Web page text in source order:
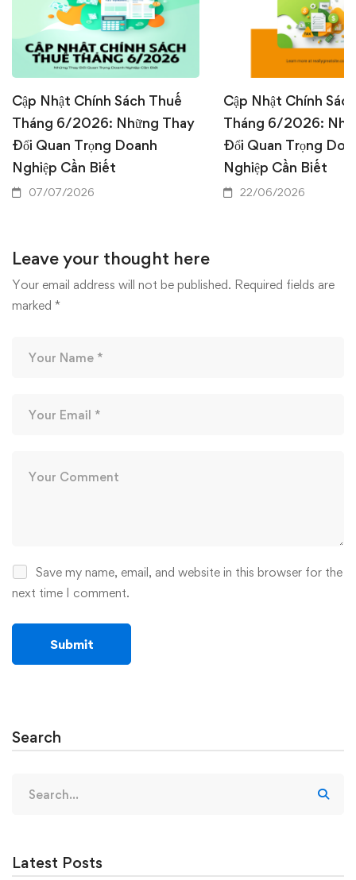
Cập Nhật Chính Sách Thuế
Tháng 6/2026: Những Thay
Đổi Quan Trọng Doanh
Nghiệp Cần Biết
07/07/2026
Cập Nhật Chính
Tháng 6/2026:
Đổi Quan Trọng
Nghiệp Cần Biết
22/06/2026
Leave your thought here
Your email address will not be published. Required fields are
marked *
Save my name, email, and website in this browser for the
next time I comment.
Search
for:
Latest Posts